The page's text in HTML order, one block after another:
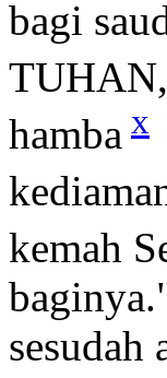
bagi
hamba x
kemah
sesudah